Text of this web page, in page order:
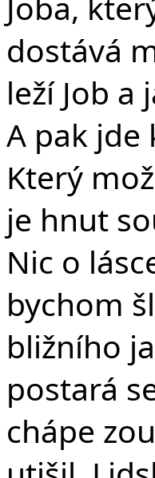
dostává
leží Job
A pak jde
Který
je hnut
Nic o
bychom
bližního
postará
chápe